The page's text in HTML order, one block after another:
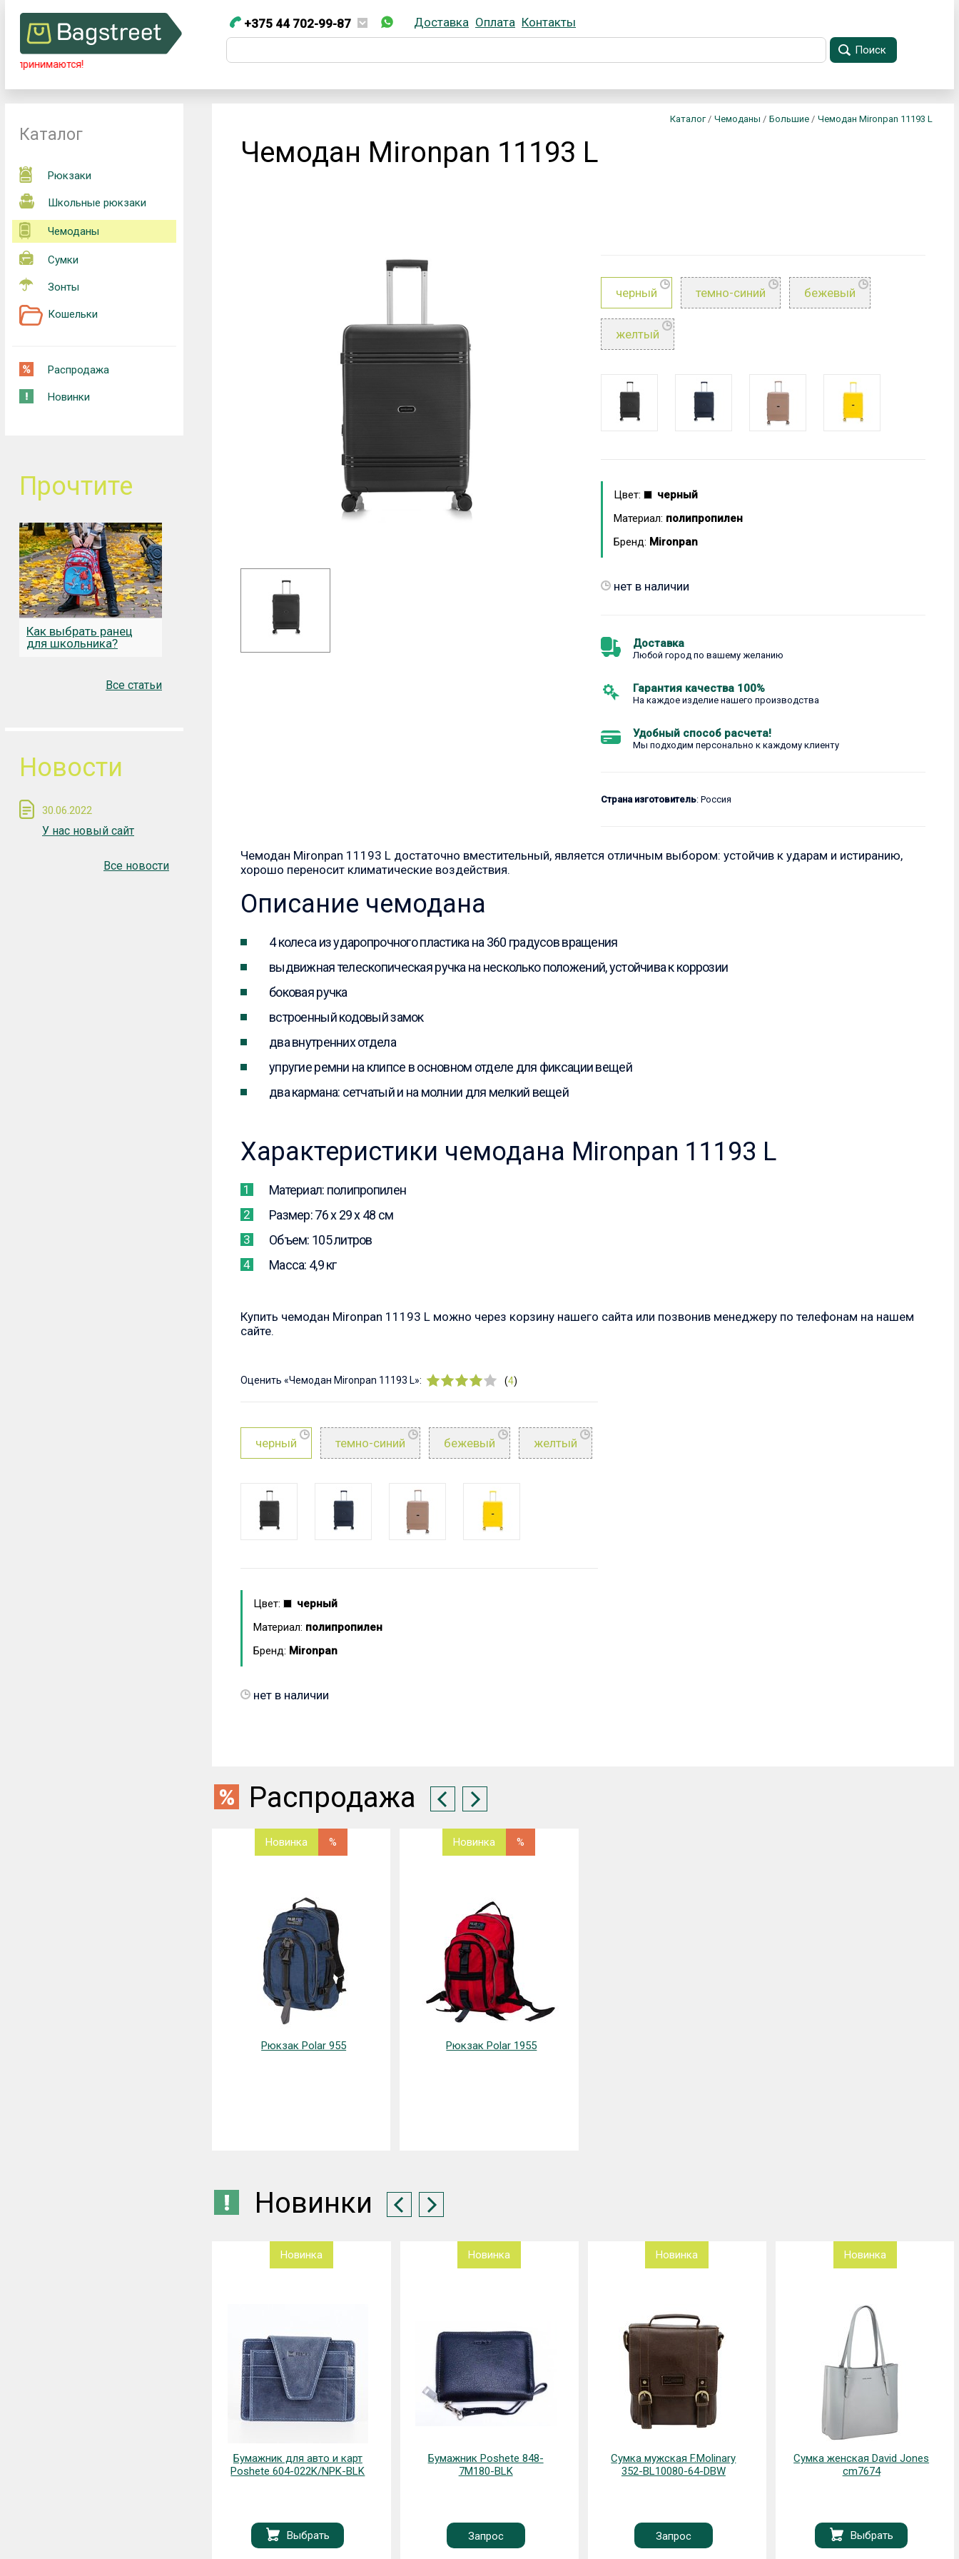
Телефоны Сайт в процессе разработки! Заказы не принимаются!
+375 44 702-99-87
+375 44 702-99-87
Доставка Оплата Контакты
Поиск
Каталог
Рюкзаки
Школьные рюкзаки
Чемоданы
Сумки
Зонты
Кошельки
Распродажа
Новинки
Прочтите
Как выбрать ранец
для школьника?
Все статьи
Новости
30.06.2022
У нас новый сайт
Все новости
Каталог / Чемоданы / Большие / Чемодан Mironpan 11193 L
Чемодан Mironpan 11193 L
черный темно-синий бежевый
желтый
Цвет:
черный
Материал: полипропилен
Бренд: Mironpan
нет в наличии
Доставка
Любой город по вашему желанию
Гарантия качества 100%
На каждое изделие нашего производства
Удобный способ расчета!
Мы подходим персонально к каждому клиенту
Страна изготовитель: Россия
Чемодан Mironpan 11193 L достаточно вместительный, является отличным выбором: устойчив к ударам и истиранию,
хорошо переносит климатические воздействия.
Описание чемодана
4 колеса из ударопрочного пластика на 360 градусов вращения
выдвижная телескопическая ручка на несколько положений, устойчива к коррозии
боковая ручка
встроенный кодовый замок
два внутренних отдела
упругие ремни на клипсе в основном отделе для фиксации вещей
два кармана: сетчатый и на молнии для мелкий вещей
Характеристики чемодана Mironpan 11193 L
Материал: полипропилен
Размер: 76 x 29 x 48 см
Объем: 105 литров
Масса: 4,9 кг
Купить чемодан Mironpan 11193 L можно через корзину нашего сайта или позвонив менеджеру по телефонам на нашем
сайте.
Оценить «Чемодан Mironpan 11193 L»: (4)
черный темно-синий бежевый желтый
Цвет:
черный
Материал: полипропилен
Бренд: Mironpan
нет в наличии
Распродажа
Новинка %
Рюкзак Polar 955
Новинка %
Рюкзак Polar 1955
Новинки
Новинка
Бумажник Poshete 848-
7M180-BLK
Запрос
Новинка
Сумка мужская F.Molinary
352-BL10080-64-DBW
Запрос
Новинка
Сумка женская David Jones
cm7674
Выбрать
Новинка
Сумка женская David Jones
cm7715
Выбрать